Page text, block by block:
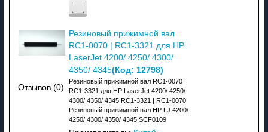
Отзывов (0)
Резиновый прижимной вал
RC1-0070 | RC1-3321 для HP
LaserJet 4200/ 4250/ 4300/
4350/ 4345(Код: 12798)
Резиновый прижимной вал RC1-0070 |
RC1-3321 для HP LaserJet 4200/ 4250/
4300/ 4350/ 4345 RC1-3321 | RC1-0070
Резиновый прижимной вал HP LJ 4200/
4250/ 4300/ 4350/ 4345 SCF0109